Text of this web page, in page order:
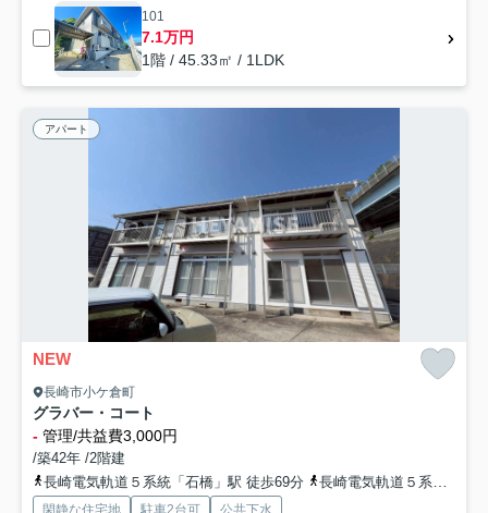
101
7.1万円
1階 / 45.33㎡ / 1LDK
アパート
NEW
長崎市小ケ倉町
グラバー・コート
- 管理/共益費3,000円
/築42年 /2階建
長崎電気軌道５系統「石橋」駅 徒歩69分
長崎電気軌道５系統「大浦天主堂」駅 徒歩69分
閑静な住宅地 駐車2台可 公共下水